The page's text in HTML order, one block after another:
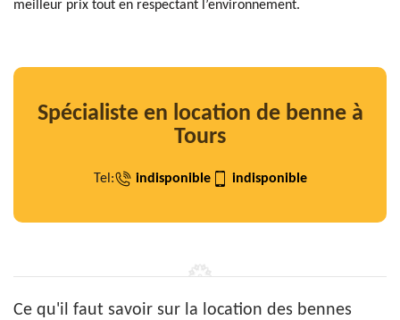
meilleur prix tout en respectant l’environnement.
Spécialiste en location de benne à
Tours
Tel: indisponible indisponible
Ce qu'il faut savoir sur la location des bennes